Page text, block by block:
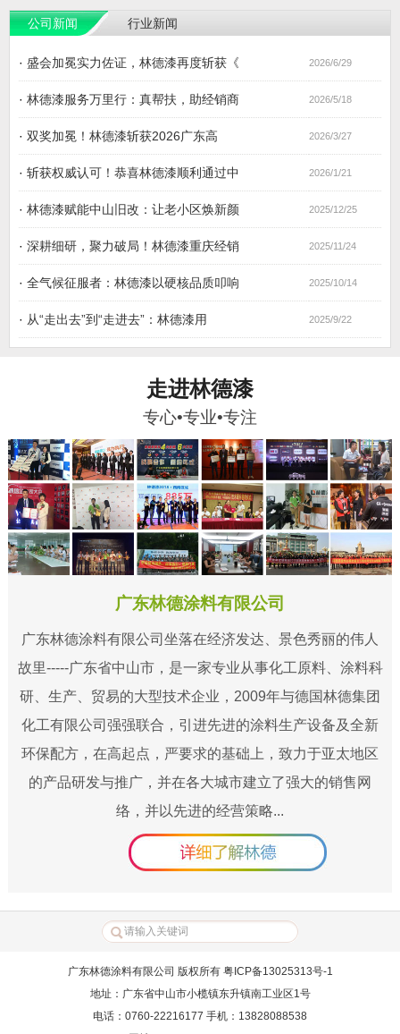
公司新闻 行业新闻
· 盛会加冕实力佐证，林德漆再度斩获《 2026/6/29
· 林德漆服务万里行：真帮扶，助经销商 2026/5/18
· 双奖加冕！林德漆斩获2026广东高 2026/3/27
· 斩获权威认可！恭喜林德漆顺利通过中 2026/1/21
· 林德漆赋能中山旧改：让老小区焕新颜 2025/12/25
· 深耕细研，聚力破局！林德漆重庆经销 2025/11/24
· 全气候征服者：林德漆以硬核品质叩响 2025/10/14
· 从“走出去”到“走进去”：林德漆用 2025/9/22
走进林德漆
专心•专业•专注
广东林德涂料有限公司
广东林德涂料有限公司坐落在经济发达、景色秀丽的伟人
故里-----广东省中山市，是一家专业从事化工原料、涂料科
研、生产、贸易的大型技术企业，2009年与德国林德集团
化工有限公司强强联合，引进先进的涂料生产设备及全新
环保配方，在高起点，严要求的基础上，致力于亚太地区
的产品研发与推广，并在各大城市建立了强大的销售网
络，并以先进的经营策略...
广东林德涂料有限公司 版权所有 粤ICP备13025313号-1
地址：广东省中山市小榄镇东升镇南工业区1号
电话：0760-22216177 手机：13828088538